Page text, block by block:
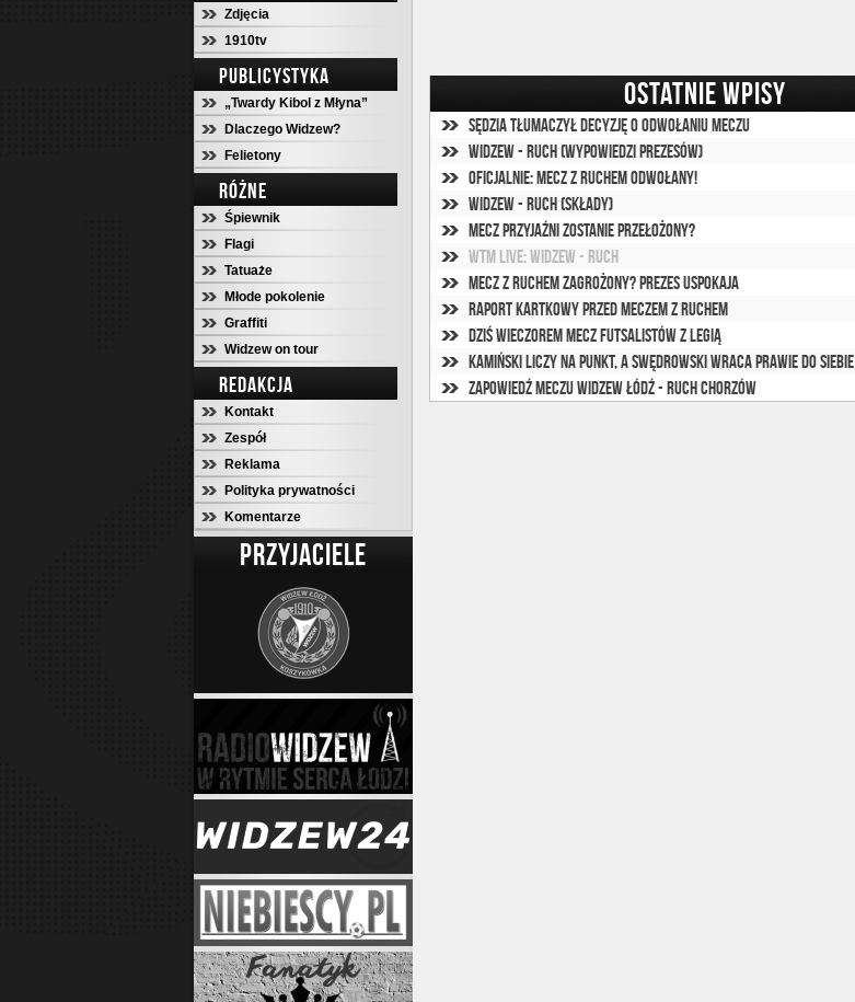
Zdjęcia
1910tv
PUBLICYSTYKA
„Twardy Kibol z Młyna”
Dlaczego Widzew?
Felietony
RÓŻNE
Śpiewnik
Flagi
Tatuaże
Młode pokolenie
Graffiti
Widzew on tour
REDAKCJA
Kontakt
Zespół
Reklama
Polityka prywatności
Komentarze
PRZYJACIELE
OSTATNIE WPISY
Sędzia tłumaczył decyzję o odwołaniu meczu
Widzew - Ruch (wypowiedzi prezesów)
Oficjalnie: Mecz z Ruchem odwołany!
Widzew - Ruch (składy)
Mecz przyjaźni zostanie przełożony?
WTM Live: Widzew - Ruch
Mecz z Ruchem zagrożony? Prezes uspokaja
Raport kartkowy przed meczem z Ruchem
Dziś wieczorem mecz futsalistów z Legią
Kamiński liczy na punkt, a Swędrowski wraca prawie do siebie
Zapowiedź meczu Widzew Łódź - Ruch Chorzów